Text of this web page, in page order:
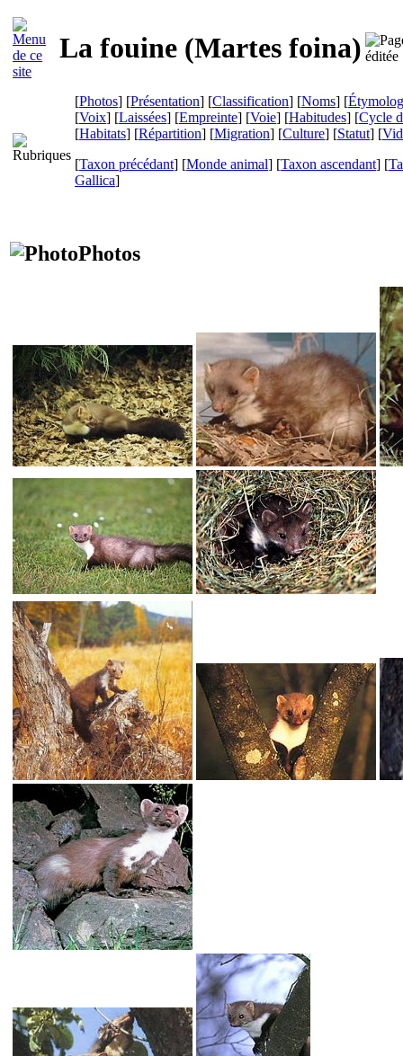
La fouine (Martes foina)
[Photos] [Présentation] [Classification] [Noms] [
[Voix] [Laissées] [Empreinte] [Voie] [Habitudes] [Cycle
[Habitats] [Répartition] [Migration] [Culture] [Statut] [
[Taxon précédant] [Monde animal] [Taxon ascendant] [
Gallica]
Photos